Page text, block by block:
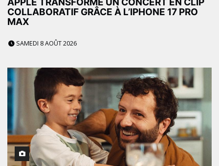
COLLABORATIF GRÂCE À L’IPHONE 17 PRO
MAX
SAMEDI 8 AOÛT 2026